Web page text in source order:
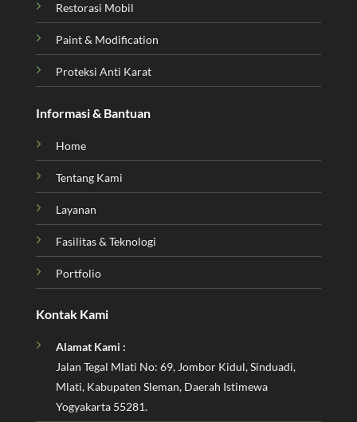
Restorasi Mobil
Paint & Modification
Proteksi Anti Karat
Informasi & Bantuan
Home
Tentang Kami
Layanan
Fasilitas & Teknologi
Portfolio
Kontak Kami
Alamat Kami :
Jalan Tegal Mlati No: 69, Jombor Kidul, Sinduadi,
Mlati, Kabupaten Sleman, Daerah Istimewa
Yogyakarta 55281.